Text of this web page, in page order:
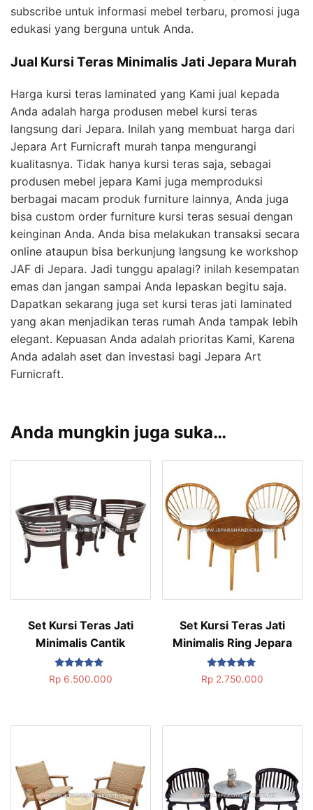
subscribe untuk informasi mebel terbaru, promosi juga
edukasi yang berguna untuk Anda.
Jual Kursi Teras Minimalis Jati Jepara Murah
Harga kursi teras laminated yang Kami jual kepada
Anda adalah harga produsen mebel kursi teras
langsung dari Jepara. Inilah yang membuat harga dari
Jepara Art Furnicraft murah tanpa mengurangi
kualitasnya. Tidak hanya kursi teras saja, sebagai
produsen mebel jepara Kami juga memproduksi
berbagai macam produk furniture lainnya, Anda juga
bisa custom order furniture kursi teras sesuai dengan
keinginan Anda. Anda bisa melakukan transaksi secara
online ataupun bisa berkunjung langsung ke workshop
JAF di Jepara. Jadi tunggu apalagi? inilah kesempatan
emas dan jangan sampai Anda lepaskan begitu saja.
Dapatkan sekarang juga set kursi teras jati laminated
yang akan menjadikan teras rumah Anda tampak lebih
elegant. Kepuasan Anda adalah prioritas Kami, Karena
Anda adalah aset dan investasi bagi Jepara Art
Furnicraft.
Anda mungkin juga suka…
Set Kursi Teras Jati
Minimalis Cantik
Dinilai
5.00
Rp6.500.000
Set Kursi Teras Jati
Minimalis Ring Jepara
Dinilai
5.00
Rp 2.750.000